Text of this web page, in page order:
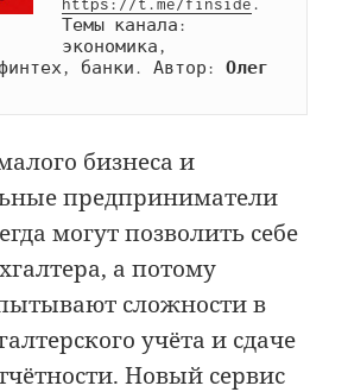
Темы канала:
экономика,
банки. Автор: Олег
бизнеса и
предприниматели
могут позволить себе
а потому
сложности в
учёта и сдаче
Новый сервис